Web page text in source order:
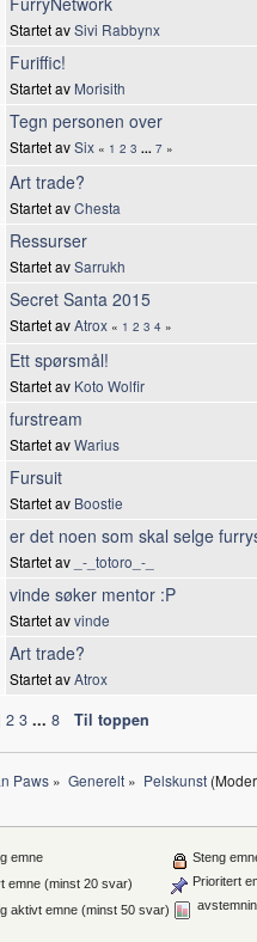
Startet avSivi Rabbynx
Furiffic!
Startet av Morisith
Tegn personen over
Startet avSix « 1 2 3 ... 7 »
Art trade?
Startet avChesta
Ressurser
Startet avSarrukh
Secret Santa 2015
Startet avAtrox « 1 2 3 4 »
Ett spørsmål!
Startet av Koto Wolfir
furstream
Startet avWarius
Fursuit
Startet av Boostie
er det noen som skal selge
Startet av _-_totoro_-_
vinde søker mentor :P
Startet avvinde
Art trade?
Startet avAtrox
2 3 ... 8 Til toppen
Paws » Generelt» Pelskunst
emne
emne (minst 20 svar)
aktivt emne (minst 50 svar)
Steng
Prioritert